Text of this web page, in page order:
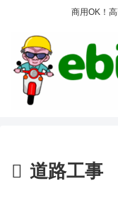
商用OK！高画質
道路工事